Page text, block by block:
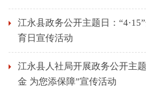
江永县政务公开主题日：
育日宣传活动
江永县人社局开展政务公开主
金 为您添保障”宣传活动